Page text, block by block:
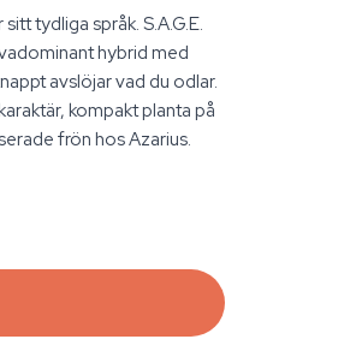
tydliga språk. S.A.G.E.
hybrid med
avslöjar vad du odlar.
kompakt planta på
frön hos Azarius.